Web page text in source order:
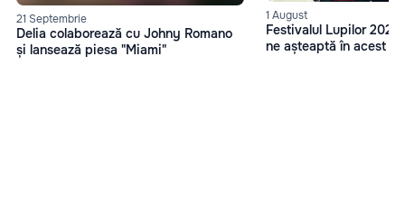
21 Septembrie
Delia colaborează cu Johny Romano
și lansează piesa "Miami"
1 August
Festivalul Lupilor
ne așteaptă în acest